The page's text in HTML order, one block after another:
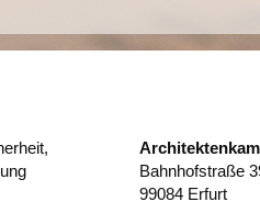
Bahnhofstraße
99084 Erfurt